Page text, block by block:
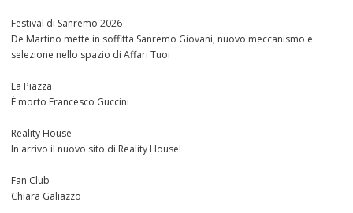
Festival di Sanremo 2026
De Martino mette in soffitta Sanremo Giovani, nuovo meccanismo e
selezione nello spazio di Affari Tuoi
La Piazza
È morto Francesco Guccini
Reality House
In arrivo il nuovo sito di Reality House!
Fan Club
Chiara Galiazzo